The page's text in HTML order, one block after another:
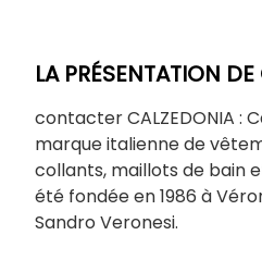
LA PRÉSENTATION
contacter CALZEDONIA :
marque italienne de
collants, maillots de bain
été fondée en 1986 à
Sandro Veronesi.